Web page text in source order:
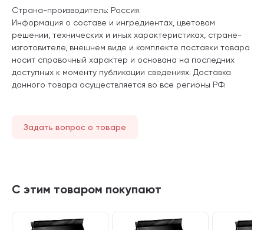
Страна-производитель: Россия.
Информация о составе и ингредиентах, цветовом
решении, технических и иных характеристиках, стране-
изготовителе, внешнем виде и комплекте поставки товара
носит справочный характер и основана на последних
доступных к моменту публикации сведениях. Доставка
данного товара осуществляется во все регионы РФ.
Задать вопрос о товаре
С этим товаром покупают